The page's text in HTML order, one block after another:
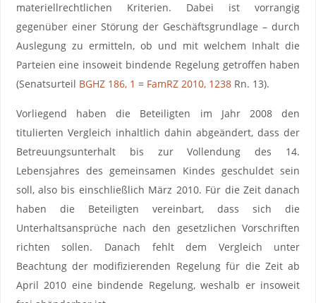
materiellrechtlichen Kriterien. Dabei ist vorrangig
gegenüber einer Störung der Geschäftsgrundlage – durch
Auslegung zu ermitteln, ob und mit welchem Inhalt die
Parteien eine insoweit bindende Regelung getroffen haben
(Senatsurteil BGHZ 186, 1 = FamRZ 2010, 1238Rn. 13).
Vorliegend haben die Beteiligten im Jahr 2008 den
titulierten Vergleich inhaltlich dahin abgeändert, dass der
Betreuungsunterhalt bis zur Vollendung des 14.
Lebensjahres des gemeinsamen Kindes geschuldet sein
soll, also bis einschließlich März 2010. Für die Zeit danach
haben die Beteiligten vereinbart, dass sich die
Unterhaltsansprüche nach den gesetzlichen Vorschriften
richten sollen. Danach fehlt dem Vergleich unter
Beachtung der modifizierenden Regelung für die Zeit ab
April 2010 eine bindende Regelung, weshalb er insoweit